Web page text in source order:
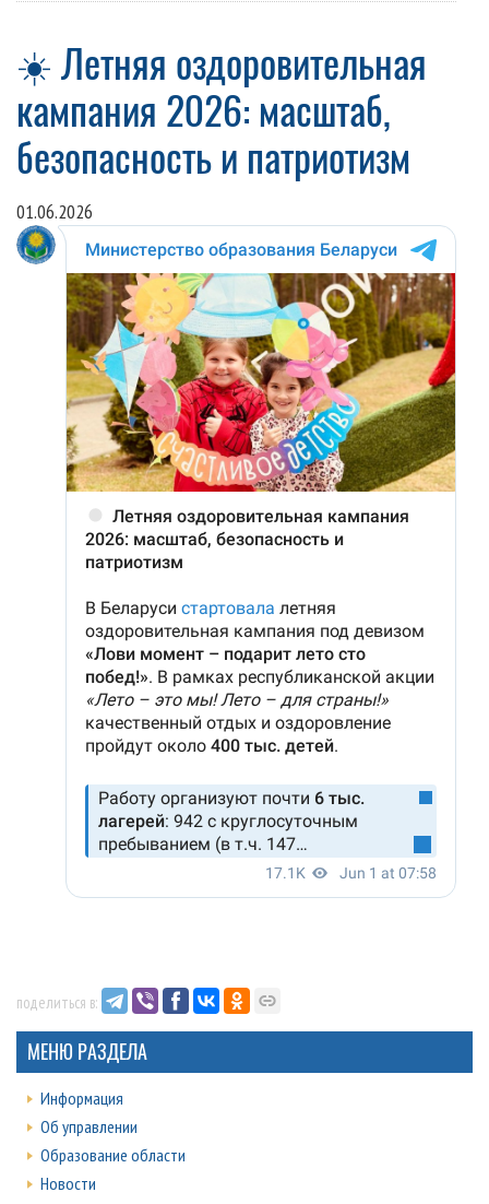
☀️ Летняя оздоровительная
кампания 2026: масштаб,
безопасность и патриотизм
01.06.2026
поделиться в:
МЕНЮ РАЗДЕЛА
Информация
Об управлении
Образование области
Новости